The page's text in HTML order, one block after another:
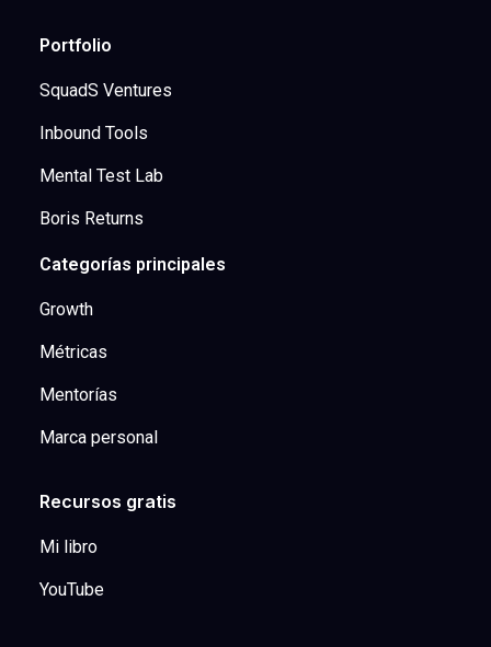
Portfolio
SquadS Ventures
Inbound Tools
Mental Test Lab
Boris Returns
Categorías principales
Growth
Métricas
Mentorías
Marca personal
Recursos gratis
Mi libro
YouTube